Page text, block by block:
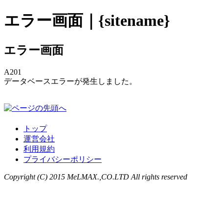
エラー画面｜{sitename}
エラー画面
A201
データベースエラーが発生しました。
トップ
運営会社
利用規約
プライバシーポリシー
Copyright (C) 2015 MeLMAX.,CO.LTD All rights reserved